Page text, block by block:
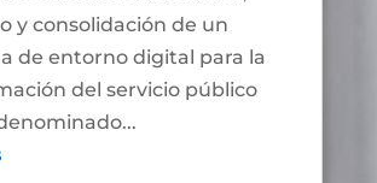
y consolidación de un
de entorno digital para la
del servicio público